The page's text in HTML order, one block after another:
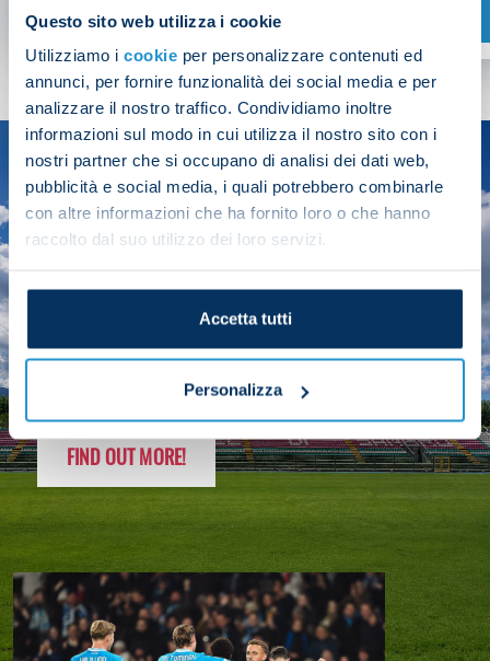
Questo sito web utilizza i cookie
Utilizziamo i cookie per personalizzare contenuti ed
annunci, per fornire funzionalità dei social media e per
analizzare il nostro traffico. Condividiamo inoltre
informazioni sul modo in cui utilizza il nostro sito con i
nostri partner che si occupano di analisi dei dati web,
pubblicità e social media, i quali potrebbero combinarle
con altre informazioni che ha fornito loro o che hanno
raccolto dal suo utilizzo dei loro servizi.
Accetta tutti
Personalizza
SHOP NOW
SEASON
2025/26
FOLLOW THE CHAMPS' JOURNEY
FIND OUT MORE!